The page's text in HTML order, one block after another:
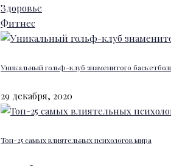
Здоровье
Фитнес
Уникальный гольф-клуб знаменитого
29 декабря, 2020
Топ-25 самых влиятельных психологов мира